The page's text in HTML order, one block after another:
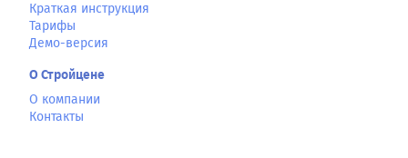
Краткая инструкция
Тарифы
Демо-версия
О Стройцене
О компании
Контакты